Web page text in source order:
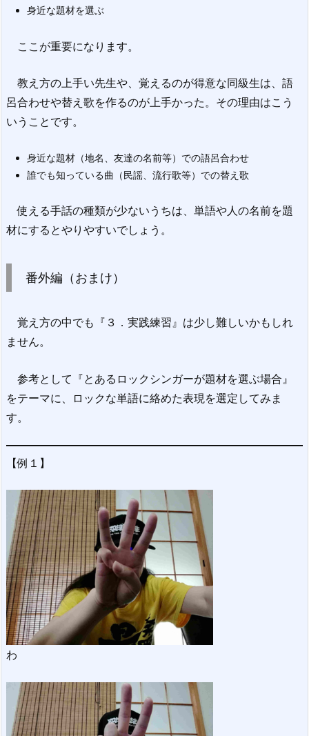
身近な題材を選ぶ
ここが重要になります。
教え方の上手い先生や、覚えるのが得意な同級生は、語
呂合わせや替え歌を作るのが上手かった。その理由はこう
いうことです。
身近な題材（地名、友達の名前等）での語呂合わせ
誰でも知っている曲（民謡、流行歌等）での替え歌
使える手話の種類が少ないうちは、単語や人の名前を題
材にするとやりやすいでしょう。
番外編（おまけ）
覚え方の中でも『３．実践練習』は少し難しいかもしれ
ません。
参考として『とあるロックシンガーが題材を選ぶ場合』
をテーマに、ロックな単語に絡めた表現を選定してみま
す。
【例１】
わ